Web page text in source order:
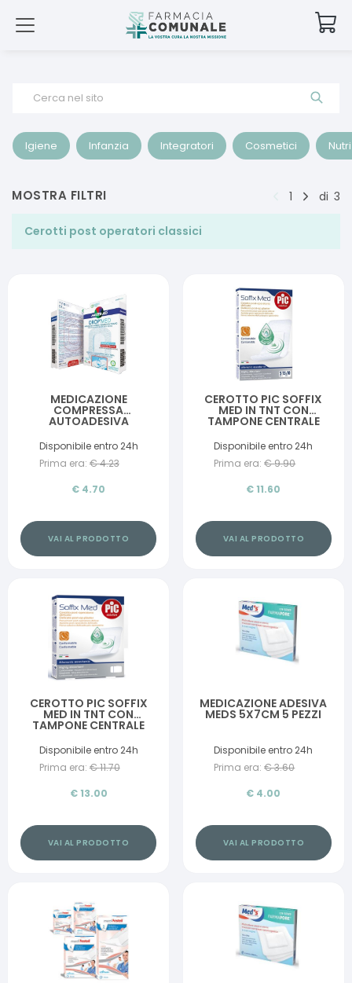
Cerca nel sito
Igiene Infanzia Integratori Cosmetici
MOSTRA FILTRI 1 di 3
Cerotti post operatori classici
MEDICAZIONE
COMPRESSA
AUTOADESIVA
IPOALLERGENICA
AERATA MASTER-AID
DROP MED 7X5 5 PEZZI
Disponibile entro 24h
Prima era: €4.23
€ 4.70
VAI AL PRODOTTO
CEROTTO PIC SOFFIX
MED IN TNT CON
TAMPONE CENTRALE
MONOUSO 10X15 CM
ANTIBATTERICO 5 PEZZI
Disponibile entro 24h
Prima era: €9.90
€ 11.60
VAI AL PRODOTTO
CEROTTO PIC SOFFIX
MED IN TNT CON
TAMPONE CENTRALE
MONOUSO STERILE
25X10 CM
ANTIBATTERICO 3 PEZZI
Disponibile entro 24h
Prima era: €11.70
€ 13.00
VAI AL PRODOTTO
MEDICAZIONE ADESIVA
MEDS 5X7CM 5 PEZZI
Disponibile entro 24h
Prima era: €3.60
€ 4.00
VAI AL PRODOTTO